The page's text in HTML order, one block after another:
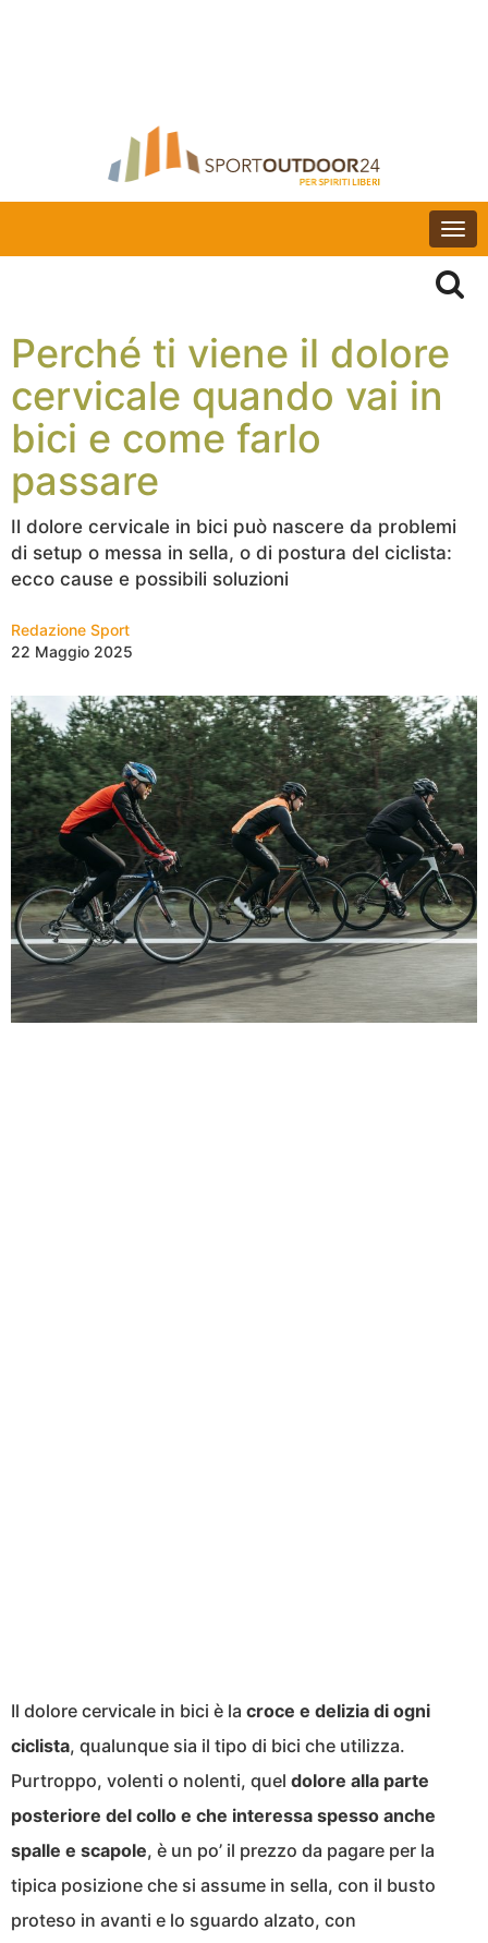
Perché ti viene il dolore
cervicale quando vai in
bici e come farlo
passare
Il dolore cervicale in bici può nascere da problemi
di setup o messa in sella, o di postura del ciclista:
ecco cause e possibili soluzioni
Redazione Sport
22 Maggio 2025
Il dolore cervicale in bici è la croce e delizia di ogni
ciclista, qualunque sia il tipo di bici che utilizza.
Purtroppo, volenti o nolenti, quel dolore alla parte
posteriore del collo e che interessa spesso anche
spalle e scapole, è un po’ il prezzo da pagare per la
tipica posizione che si assume in sella, con il busto
proteso in avanti e lo sguardo alzato, con